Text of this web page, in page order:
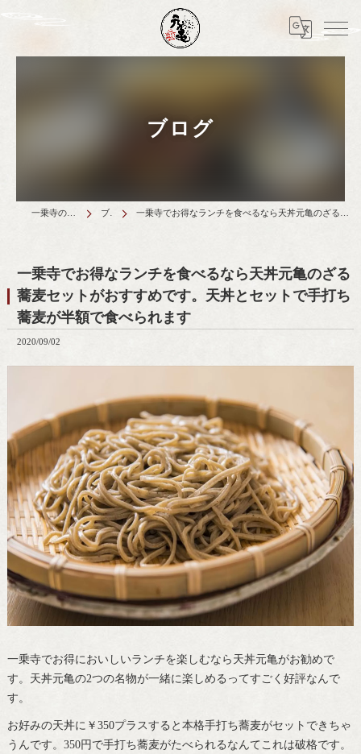
ブログ
一乗寺のランチは天丼元亀 ブログ 一乗寺でお得なランチを食べるなら天丼元亀のざる蕎麦セットがおすすめです。天丼とセットで手打ち蕎麦が半額で食べられます
一乗寺でお得なランチを食べるなら天丼元亀のざる
蕎麦セットがおすすめです。天丼とセットで手打ち
蕎麦が半額で食べられます
2020/09/02
一乗寺でお得においしいランチを楽しむなら天丼元亀がお勧めで
す。天丼元亀の2つの名物が一緒に楽しめるってすごく好評なんで
す。
お好みの天丼に￥350プラスすると本格手打ち蕎麦がセットできちゃ
うんです。350円で手打ち蕎麦がたべられるなんてこれは破格です。